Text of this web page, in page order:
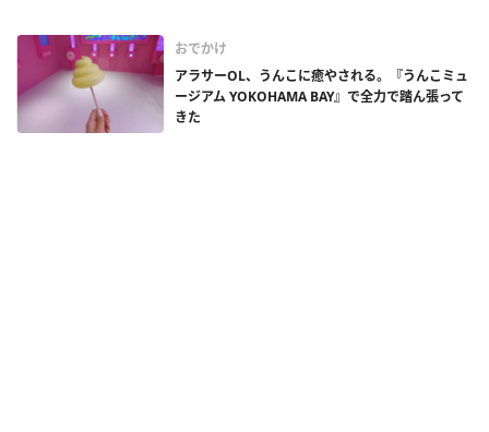
おでかけ
アラサーOL、うんこに癒やされる。『うんこミュ
ージアム YOKOHAMA BAY』で全力で踏ん張って
きた